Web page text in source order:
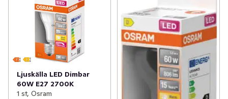
Ljuskälla LED Dimbar
60W E27 2700K
1 st, Osram